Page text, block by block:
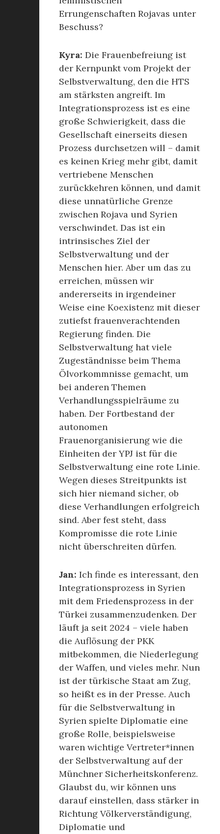
Errungenschaften Rojavas unter
Beschuss?
Kyra: Die Frauenbefreiung ist
der Kernpunkt vom Projekt der
Selbstverwaltung, den die HTS
am stärksten angreift. Im
Integrationsprozess ist es eine
große Schwierigkeit, dass die
Gesellschaft einerseits diesen
Prozess durchsetzen will – damit
es keinen Krieg mehr gibt, damit
vertriebene Menschen
zurückkehren können, und damit
diese unnatürliche Grenze
zwischen Rojava und Syrien
verschwindet. Das ist ein
intrinsisches Ziel der
Selbstverwaltung und der
Menschen hier. Aber um das zu
erreichen, müssen wir
andererseits in irgendeiner
Weise eine Koexistenz mit dieser
zutiefst frauenverachtenden
Regierung finden. Die
Selbstverwaltung hat viele
Zugeständnisse beim Thema
Ölvorkommnisse gemacht, um
bei anderen Themen
Verhandlungsspielräume zu
haben. Der Fortbestand der
autonomen
Frauenorganisierung wie die
Einheiten der YPJ ist für die
Selbstverwaltung eine rote Linie.
Wegen dieses Streitpunkts ist
sich hier niemand sicher, ob
diese Verhandlungen erfolgreich
sind. Aber fest steht, dass
Kompromisse die rote Linie
nicht überschreiten dürfen.
Jan: Ich finde es interessant, den
Integrationsprozess in Syrien
mit dem Friedensprozess in der
Türkei zusammenzudenken. Der
läuft ja seit 2024 – viele haben
die Auflösung der PKK
mitbekommen, die Niederlegung
der Waffen, und vieles mehr. Nun
ist der türkische Staat am Zug,
so heißt es in der Presse. Auch
für die Selbstverwaltung in
Syrien spielte Diplomatie eine
große Rolle, beispielsweise
waren wichtige Vertreter*innen
der Selbstverwaltung auf der
Münchner Sicherheitskonferenz.
Glaubst du, wir können uns
darauf einstellen, dass stärker in
Richtung Völkerverständigung,
Diplomatie und